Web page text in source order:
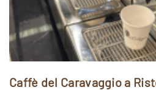
Caffè del Caravaggio a